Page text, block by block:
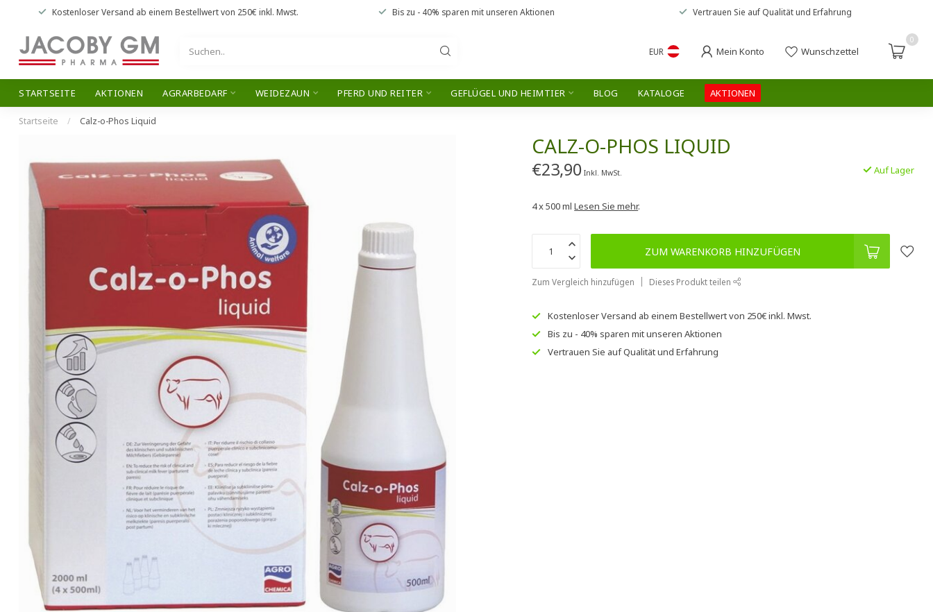
Kostenloser Versand ab einem Bestellwert von 250€ inkl. Mwst. Bis zu - 40% sparen mit unseren Aktionen Vertrauen Sie auf Qualität und Erfahrung
EUR Mein Konto Wunschzettel
0
STARTSEITE AKTIONEN AGRARBEDARF WEIDEZAUN PFERD UND REITER GEFLÜGEL UND HEIMTIER BLOG KATALOGE AKTIONEN
Startseite / Calz-o-Phos Liquid
CALZ-O-PHOS LIQUID
€23,90 Inkl. MwSt. Auf Lager
4 x 500 mlLesen Sie mehr.
ZUM WARENKORB HINZUFÜGEN
Zum Vergleich hinzufügen Dieses Produkt teilen
Kostenloser Versand ab einem Bestellwert von 250€inkl. Mwst.
Bis zu - 40% sparen mit unserenAktionen
Vertrauen Sie aufQualität und Erfahrung